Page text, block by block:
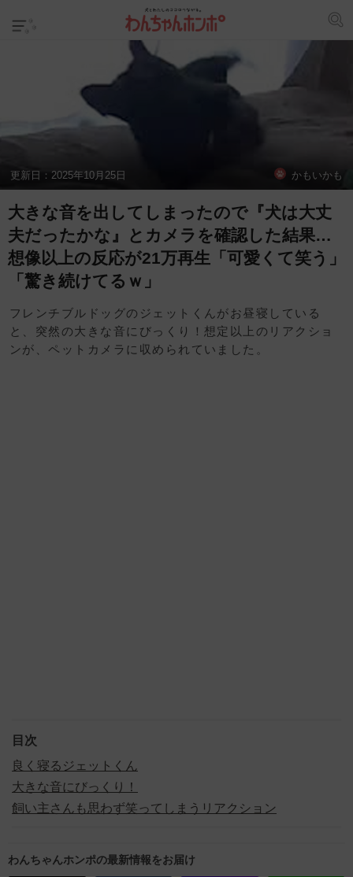
更新日： 2025年10月25日 かもいかも
大きな音を出してしまったので『犬は大丈
夫だったかな』とカメラを確認した結果…
想像以上の反応が21万再生「可愛くて笑う」
「驚き続けてるｗ」
フレンチブルドッグのジェットくんがお昼寝している
と、突然の大きな音にびっくり！想定以上のリアクショ
ンが、ペットカメラに収められていました。
目次
良く寝るジェットくん
大きな音にびっくり！
飼い主さんも思わず笑ってしまうリアクション
わんちゃんホンポの最新情報をお届け